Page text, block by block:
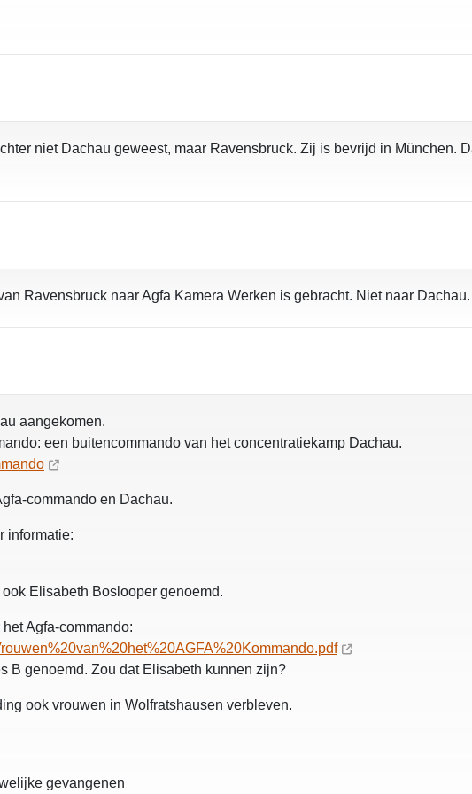
niet Dachau geweest, maar Ravensbruck. Zij is bevrijd in München.
Ravensbruck naar Agfa Kamera Werken is gebracht. Niet naar Dachau.
aangekomen.
een buitencommando van het concentratiekamp Dachau.
commando en Dachau.
informatie:
Elisabeth Boslooper genoemd.
Agfa-commando:
B genoemd. Zou dat Elisabeth kunnen zijn?
ook vrouwen in Wolfratshausen verbleven.
gevangenen